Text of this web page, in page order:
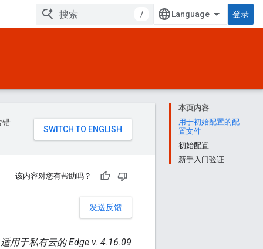
/ 登录
本页内容
用于初始配置的配
置文件
初始配置
新手入门验证
错
该内容对您有帮助吗？
发送反馈
适用于私有云的 Edge v. 4.16.09